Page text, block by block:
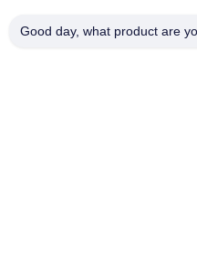
Good day, what product are